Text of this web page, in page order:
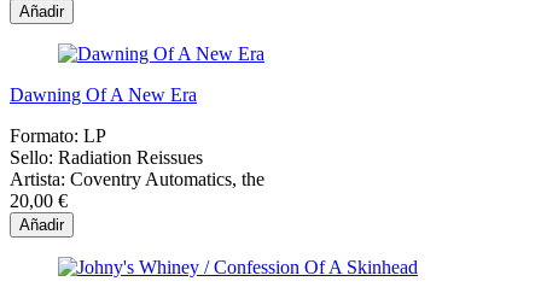
Añadir
Dawning Of A New Era
Formato: LP
Sello: Radiation Reissues
Artista: Coventry Automatics, the
20,00 €
Añadir